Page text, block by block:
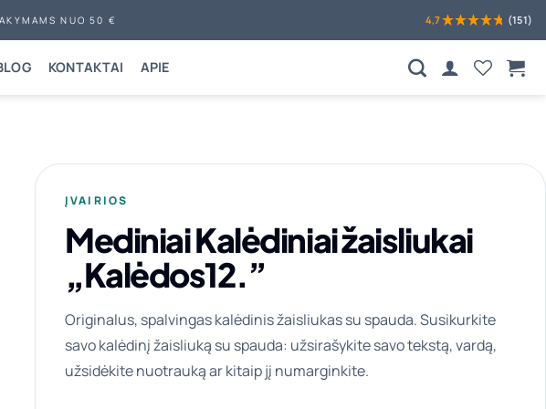
NUO 50 € 4,7 (151)
KONTAKTAI APIE
ĮVAIRIOS
Mediniai Kalėdiniai žaisliukai
„Kalėdos12.”
Originalus, spalvingas kalėdinis žaisliukas su spauda. Susikurkite
savo kalėdinį žaisliuką su spauda: užsirašykite savo tekstą, vardą,
užsidėkite nuotrauką ar kitaip jį numarginkite.